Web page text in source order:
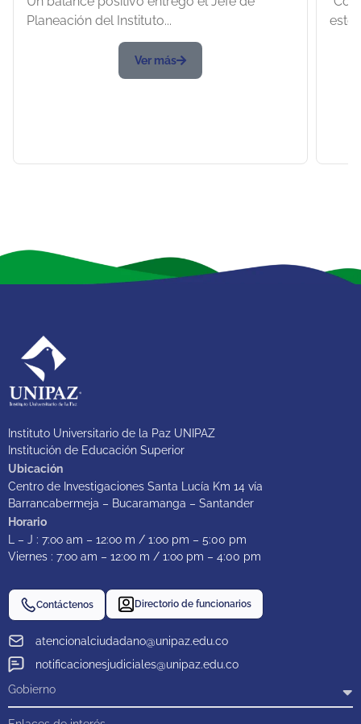
Planeación del Instituto...
Ver más
este
Instituto Universitario de la Paz UNIPAZ
Institución de Educación Superior
Ubicación
Centro de Investigaciones Santa Lucía Km 14 vía
Barrancabermeja – Bucaramanga – Santander
Horario
L – J : 7:oo am – 12:oo m / 1:oo pm – 5:00 pm
Viernes : 7:oo am – 12:oo m / 1:oo pm – 4:00 pm
atencionalciudadano@unipaz.edu.co
notificacionesjudiciales@unipaz.edu.co
Contáctenos Directorio de funcionarios
Gobierno